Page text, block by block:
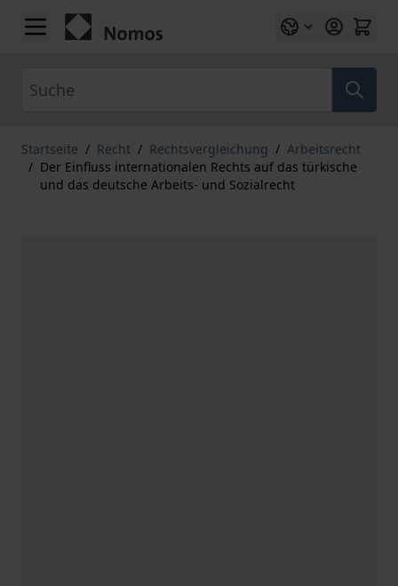
Zum Inhalt springen
Startseite / Recht / Rechtsvergleichung / Arbeitsrecht
/ Der Einfluss internationalen Rechts auf das türkische
und das deutsche Arbeits- und Sozialrecht